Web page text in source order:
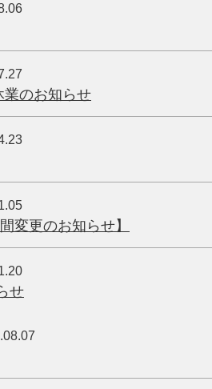
業のお知らせ
変更のお知らせ】
せ